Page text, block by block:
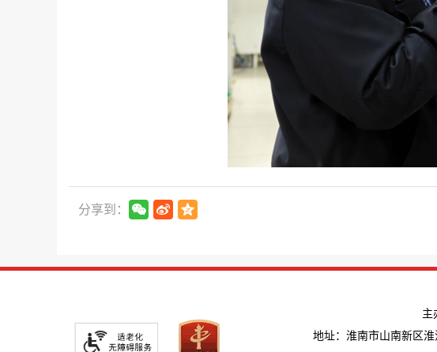
分享到：
主
地址：淮南市山南新区